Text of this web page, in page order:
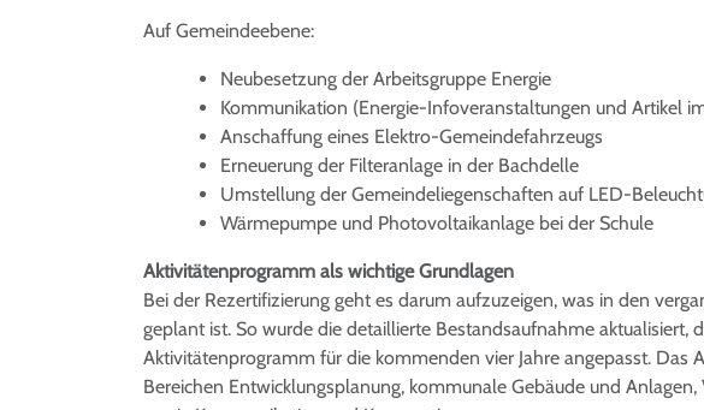
Auf Gemeindeebene:
Neubesetzung der Arbeitsgruppe Energie
Kommunikation (Energie-Infoveranstaltungen und Artikel
Anschaffung eines Elektro-Gemeindefahrzeugs
Erneuerung der Filteranlage in der Bachdelle
Umstellung der Gemeindeliegenschaften auf LED-
Wärmepumpe und Photovoltaikanlage bei der Schule
Aktivitätenprogramm als wichtige Grundlagen
Bei der Rezertifizierung geht es darum aufzuzeigen, was in den
geplant ist. So wurde die detaillierte Bestandsaufnahme aktualisiert,
Aktivitätenprogramm für die kommenden vier Jahre angepasst.
Bereichen Entwicklungsplanung, kommunale Gebäude und